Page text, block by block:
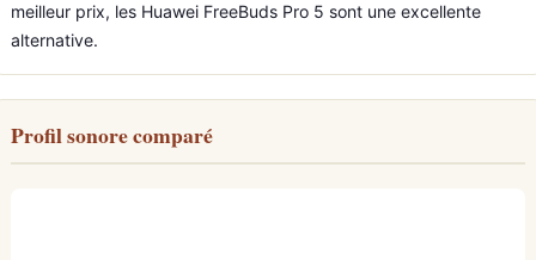
meilleur prix, les Huawei FreeBuds Pro 5 sont une excellente
alternative.
Profil sonore comparé